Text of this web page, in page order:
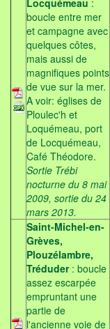
Locquémeau :
boucle entre mer
et campagne avec
quelques côtes,
mais aussi de
magnifiques points
de vue sur la mer.
A voir: églises de
Ploulec'h et
Loquémeau, port
de Locquémeau,
Café Théodore.
Sortie Trébi
nocturne du 8 mai
2009, sortie du 24
mars 2013.
Saint-Michel-en-
Grèves,
Plouzélambre,
Tréduder: boucle
assez escarpée
empruntant une
partie de
l'ancienne voie de